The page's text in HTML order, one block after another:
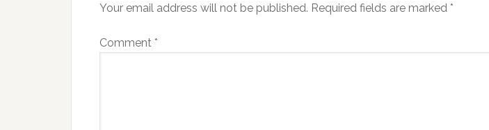
Your email address will not be published. Required fields are marked *
Comment *